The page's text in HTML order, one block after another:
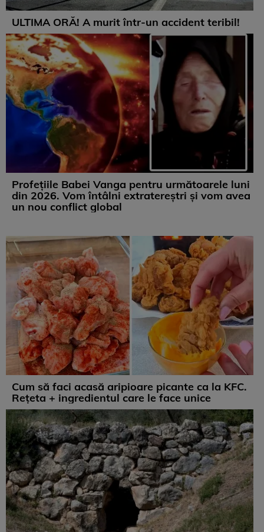
ULTIMA ORĂ! A murit într-un accident teribil!
Profețiile Babei Vanga pentru următoarele luni
din 2026. Vom întâlni extratereștri și vom avea
un nou conflict global
Cum să faci acasă aripioare picante ca la KFC.
Rețeta + ingredientul care le face unice